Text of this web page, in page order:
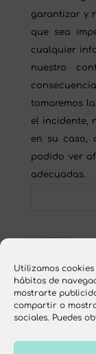
Utilizamos
hábitos de
mostrarte
compartir o
sociales. Puedes
garantizar y
que sea
cualquier
nuestro
tomaremos
el incidente,
en su caso,
podido ver
adecuadas.
Categorías
ESCUELA
nutrición
recetas